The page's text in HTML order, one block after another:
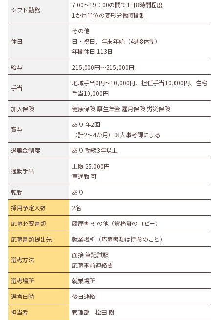
技能職
その他
正社員（正職員） 契約 公務員
団体職員
その他
函館市・近郊
釧路市・近郊
帯広市・近郊 北見市・近郊
シフト勤務
7:00～19：00の間で1日8時間程度
1か月単位の変形労働時間制
休日
その他
日・祝日、年末年始（4週8休制）
年間休日 113日
給与
215,000円〜215,000円
手当
地域手当0円～10,000円、担任手当10,000円、住宅
手当10,000円
加入保険
健康保険 厚生年金 雇用保険 労災保険
賞与
あり 年2回
（計2～4か月）※人事考課による
退職金制度
あり 勤続3年以上
通勤手当
上限 25.000円
車通勤 可
転勤
あり
採用予定人数
2名
応募必要書類
履歴書 その他（資格証のコピー）
応募書類提出先
就業場所（応募書類は持参のこと）
選考方法
面接 筆記試験
応募事前連絡要
選考場所
就業場所
選考日時
後日連絡
担当者
管理部 松田 樹